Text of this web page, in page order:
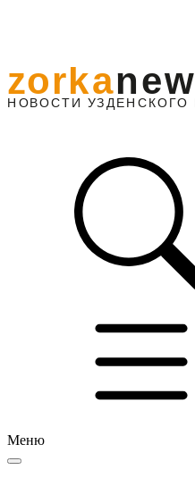
Меню